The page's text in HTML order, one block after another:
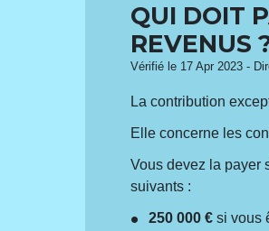
QUI DOIT
REVENUS
Vérifié le 17 Apr 2023 -
La contribution
Elle concerne les
Vous devez la payer
suivants :
250 000 € si vous